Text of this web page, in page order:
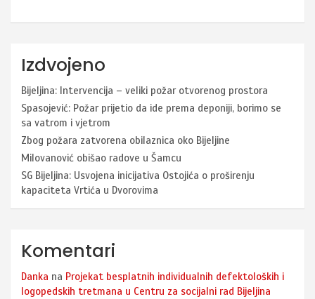
Izdvojeno
Bijeljina: Intervencija – veliki požar otvorenog prostora
Spasojević: Požar prijetio da ide prema deponiji, borimo se
sa vatrom i vjetrom
Zbog požara zatvorena obilaznica oko Bijeljine
Milovanović obišao radove u Šamcu
SG Bijeljina: Usvojena inicijativa Ostojića o proširenju
kapaciteta Vrtića u Dvorovima
Komentari
Danka na Projekat besplatnih individualnih defektoloških i
logopedskih tretmana u Centru za socijalni rad Bijeljina